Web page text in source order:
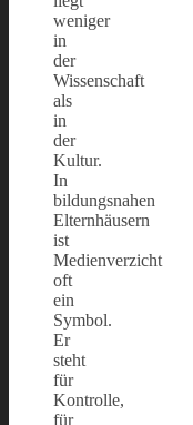
weniger
in
der
Wissenschaft
als
in
der
Kultur.
In
bildungsnahen
Elternhäusern
ist
Medienverzicht
oft
ein
Symbol.
Er
steht
für
Kontrolle,
für